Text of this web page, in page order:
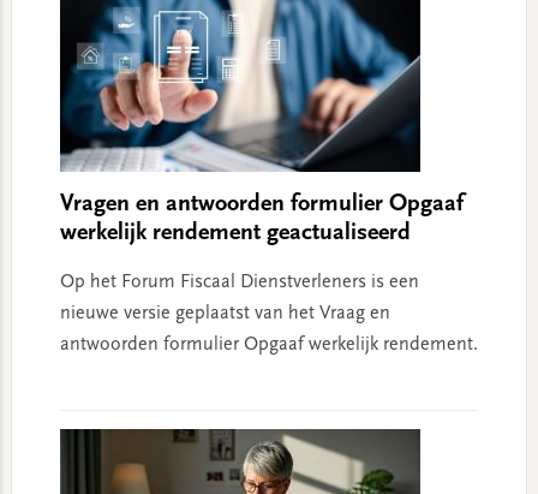
Vragen en antwoorden formulier Opgaaf
werkelijk rendement geactualiseerd
Op het Forum Fiscaal Dienstverleners is een
nieuwe versie geplaatst van het Vraag en
antwoorden formulier Opgaaf werkelijk rendement.